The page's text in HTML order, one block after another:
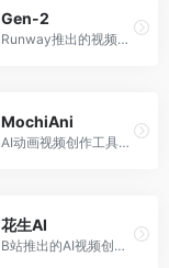
Gen-2
Runway推出的视频生成模型，专注于文生视频和视频风格转换。面向影视制作人和创意工作者，支持文本到视频、图像到视频等多种生成模式，视频质量专业级。
MochiAni
AI动画视频创作工具，专注于动画内容生成。面向动画创作者和二次元内容生产者，支持动画风格视频生成，动画效果流畅，适合动漫内容创作。
花生AI
B站推出的AI视频创作工具，专注于短视频内容生成。面向B站创作者，支持视频生成、视频编辑等功能，与B站平台深度整合，创作效率高。